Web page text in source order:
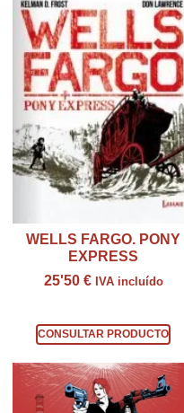
WELLS FARGO. PONY
EXPRESS
25'50 € IVA incluído
CONSULTAR PRODUCTO